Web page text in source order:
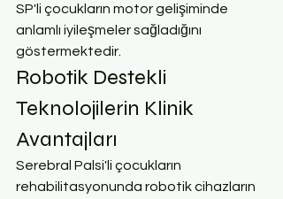
SP'li çocukların motor gelişiminde
anlamlı iyileşmeler sağladığını
göstermektedir.
Robotik Destekli
Teknolojilerin Klinik
Avantajları
Serebral Palsi'li çocukların
rehabilitasyonunda robotik cihazların